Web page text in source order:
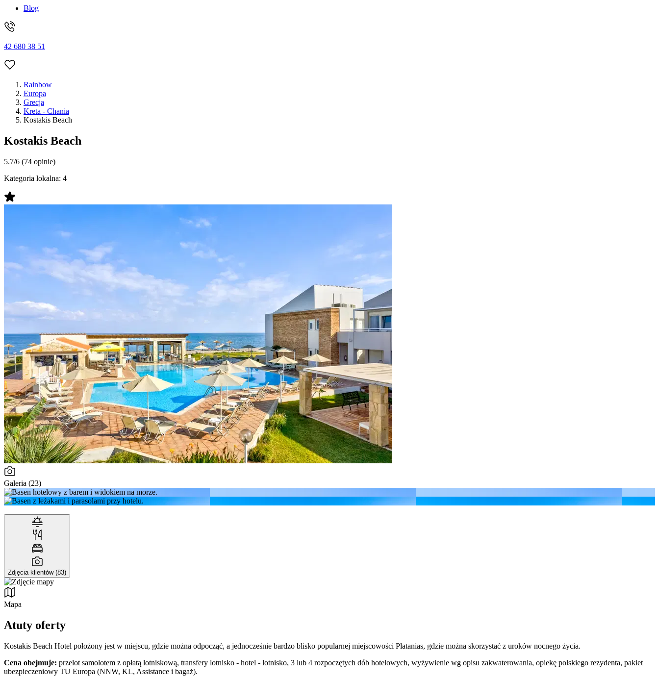
Blog
42 680 38 51
Rainbow
Europa
Grecja
Kreta - Chania
Kostakis Beach
Kostakis Beach
5.7/6 (74 opinie)
Kategoria lokalna: 4
Galeria (23)
Zdjęcia klientów (83)
Mapa
Atuty oferty
Kostakis Beach Hotel położony jest w miejscu, gdzie można odpocząć, a jednocześnie bardzo blisko popularnej miejscowości Platanias, gdzie można skorzystać z uroków nocnego życia.
Cena obejmuje: przelot samolotem z opłatą lotniskową, transfery lotnisko - hotel - lotnisko, 3 lub 4 rozpoczętych dób hotelowych, wyżywienie wg opisu zakwaterowania, opiekę polskiego rezydenta, pakiet
ubezpieczeniowy TU Europa (NNW, KL, Assistance i bagaż).